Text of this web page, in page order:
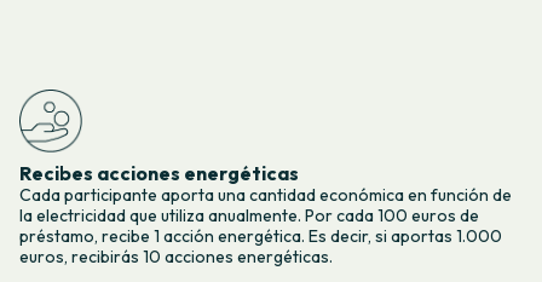
Recibes acciones energéticas
Cada participante aporta una cantidad económica en función de
la electricidad que utiliza anualmente. Por cada 100 euros de
préstamo, recibe 1 acción energética. Es decir, si aportas 1.000
euros, recibirás 10 acciones energéticas.